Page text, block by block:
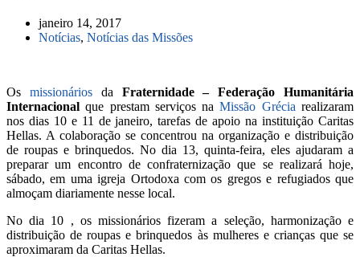
janeiro 14, 2017
Notícias, Notícias das Missões
Os missionáriosda Fraternidade – Federação Humanitária
Internacional que prestam serviços naMissão Grécia realizaram
nos dias 10 e 11 de janeiro, tarefas de apoio na instituição Caritas
Hellas. A colaboração se concentrou na organização e distribuição
de roupas e brinquedos. No dia 13, quinta-feira, eles ajudaram a
preparar um encontro de confraternização que se realizará hoje,
sábado, em uma igreja Ortodoxa com os gregos e refugiados que
almoçam diariamente nesse local.
No dia 10 , os missionários fizeram a seleção, harmonização e
distribuição de roupas e brinquedos às mulheres e crianças que se
aproximaram da Caritas Hellas.